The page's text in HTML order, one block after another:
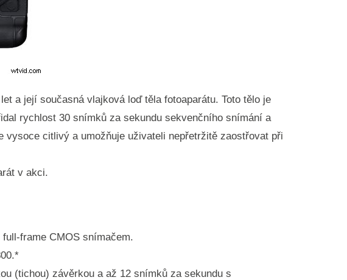
a její současná vlajková loď těla fotoaparátu. Toto tělo je
rychlost 30 snímků za sekundu sekvenčního snímání a
citlivý a umožňuje uživateli nepřetržitě zaostřovat při
v akci.
frame CMOS snímačem.
(tichou) závěrkou a až 12 snímků za sekundu s